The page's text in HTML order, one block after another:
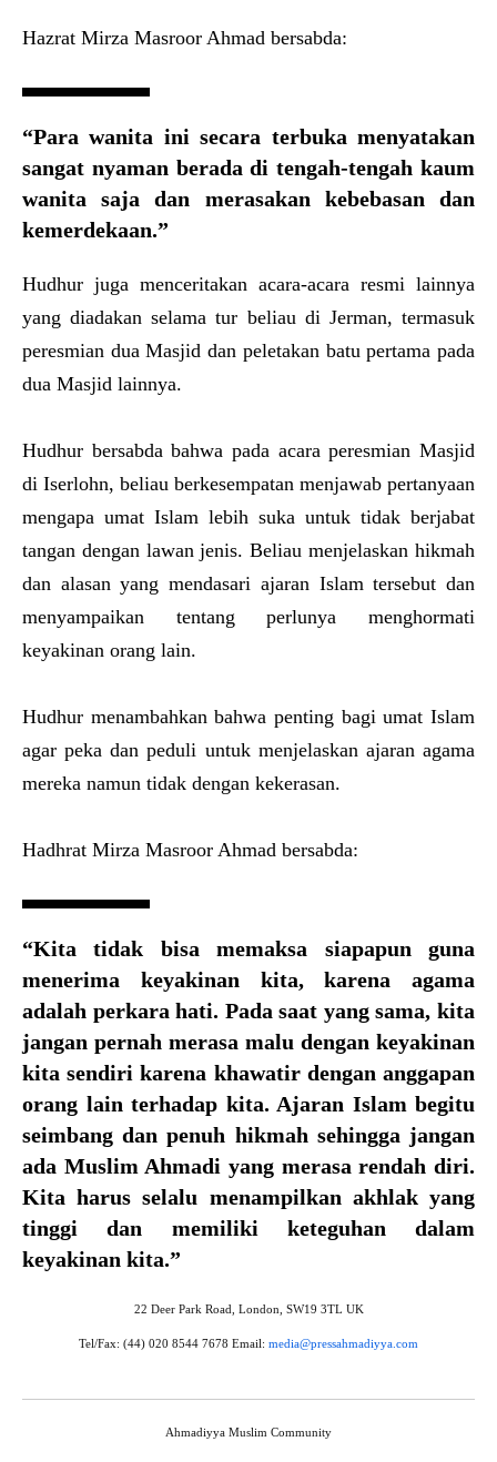
Hazrat Mirza Masroor Ahmad bersabda:
“Para wanita ini secara terbuka menyatakan
sangat nyaman berada di tengah-tengah kaum
wanita saja dan merasakan kebebasan dan
kemerdekaan.”
Hudhur juga menceritakan acara-acara resmi lainnya
yang diadakan selama tur beliau di Jerman, termasuk
peresmian dua Masjid dan peletakan batu pertama pada
dua Masjid lainnya.
Hudhur bersabda bahwa pada acara peresmian Masjid
di Iserlohn, beliau berkesempatan menjawab pertanyaan
mengapa umat Islam lebih suka untuk tidak berjabat
tangan dengan lawan jenis. Beliau menjelaskan hikmah
dan alasan yang mendasari ajaran Islam tersebut dan
menyampaikan tentang perlunya menghormati
keyakinan orang lain.
Hudhur menambahkan bahwa penting bagi umat Islam
agar peka dan peduli untuk menjelaskan ajaran agama
mereka namun tidak dengan kekerasan.
Hadhrat Mirza Masroor Ahmad bersabda:
“Kita tidak bisa memaksa siapapun guna
menerima keyakinan kita, karena agama
adalah perkara hati. Pada saat yang sama, kita
jangan pernah merasa malu dengan keyakinan
kita sendiri karena khawatir dengan anggapan
orang lain terhadap kita. Ajaran Islam begitu
seimbang dan penuh hikmah sehingga jangan
ada Muslim Ahmadi yang merasa rendah diri.
Kita harus selalu menampilkan akhlak yang
tinggi dan memiliki keteguhan dalam
keyakinan kita.”
22 Deer Park Road, London, SW19 3TL UK
Tel/Fax: (44) 020 8544 7678 Email: media@pressahmadiyya.com
Ahmadiyya Muslim Community